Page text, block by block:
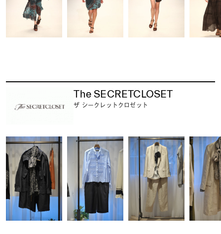
The SECRETCLOSET
ザ シークレットクロゼット